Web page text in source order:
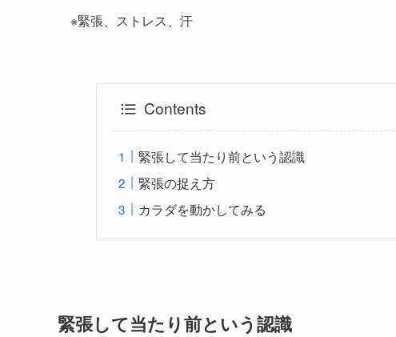
※緊張、ストレス、汗
Contents
緊張して当たり前という認識
緊張の捉え方
カラダを動かしてみる
緊張して当たり前という認識